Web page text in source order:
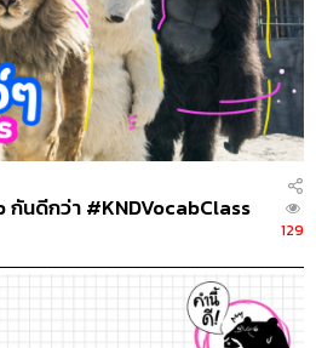
กันดีกว่า #KNDVocabClass
129